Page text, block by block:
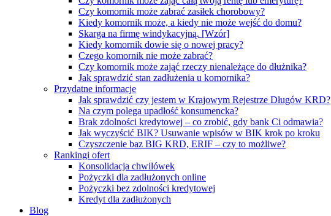
Czy komornik może zabrać zasiłek chorobowy?
Kiedy komornik może, a kiedy nie może wejść do domu?
Skarga na firmę windykacyjną. [Wzór]
Kiedy komornik dowie się o nowej pracy?
Czego komornik nie może zabrać?
Czy komornik może zająć rzeczy nienależące do dłużnika?
Jak sprawdzić stan zadłużenia u komornika?
Przydatne informacje
Jak sprawdzić czy jestem w Krajowym Rejestrze Długów KRD?
Na czym polega upadłość konsumencka?
Brak zdolności kredytowej – co zrobić, gdy bank Ci odmawia?
Jak wyczyścić BIK? Usuwanie wpisów w BIK krok po kroku
Czyszczenie baz BIG KRD, ERIF – czy to możliwe?
Rankingi ofert
Konsolidacja chwilówek
Pożyczki dla zadłużonych online
Pożyczki bez zdolności kredytowej
Kredyt dla zadłużonych
Blog